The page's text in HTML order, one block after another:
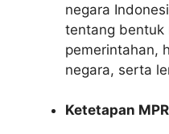
negara
tentang bentuk
pemerintahan,
negara, serta
Ketetapan MPR